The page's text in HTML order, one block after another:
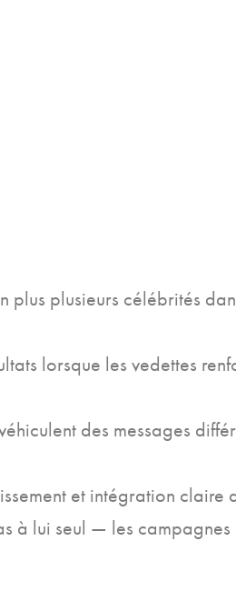
plus plusieurs célébrités
lorsque les vedettes
des messages
et intégration claire
à lui seul — les